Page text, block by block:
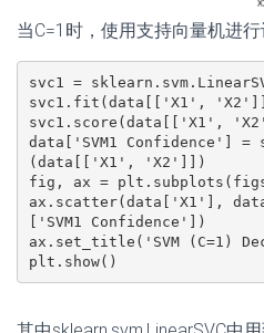
当C=1时，使用支持向量机进行
svc1 =
svc1.fit(data[['X1',
svc1.score(data[['X1',
data['SVM1 Confidence'] =
(data[['X1', 'X2']])
fig, ax =
ax.scatter(data['X1'],
['SVM1 Confidence'])
ax.set_title('SVM (C=1)
plt.show()